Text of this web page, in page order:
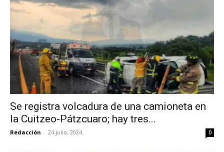
Se registra volcadura de una camioneta en
la Cuitzeo-Pátzcuaro; hay tres...
Redacción - 24 julio, 2024 0